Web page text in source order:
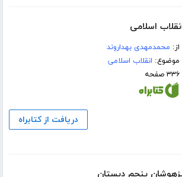
اسلامی
از: محمدمهدی بهداروند
موضوع: انقلاب اسلامی
۳۳۶ صفحه
دریافت از کتابراه
پنجم دبستان